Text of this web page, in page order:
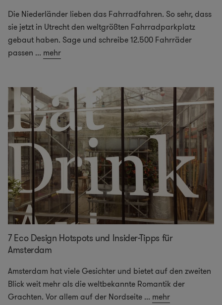
Die Niederländer lieben das Fahrradfahren. So sehr, dass
sie jetzt in Utrecht den weltgrößten Fahrradparkplatz
gebaut haben. Sage und schreibe 12.500 Fahrräder
passen ... mehr
7 Eco Design Hotspots und Insider-Tipps für
Amsterdam
Amsterdam hat viele Gesichter und bietet auf den zweiten
Blick weit mehr als die weltbekannte Romantik der
Grachten. Vor allem auf der Nordseite ... mehr